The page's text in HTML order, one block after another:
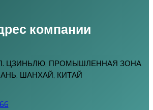
компании
ЦЗИНЬЛЮ, ПРОМЫШЛЕННАЯ ЗОНА
ШАНХАЙ, КИТАЙ